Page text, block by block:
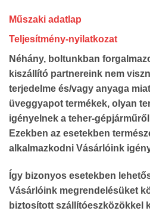
Műszaki adatlap
Teljesítmény-nyilatkozat
Néhány, boltunkban
kiszállító partnereink nem
terjedelme és/vagy anyaga
üveggyapot termékek, olyan
igényelnek a teher-
Ezekben az esetekben
alkalmazkodni Vásárlóink
Így bizonyos esetekben
Vásárlóink megrendelésüket
biztosított szállítóeszközökkel